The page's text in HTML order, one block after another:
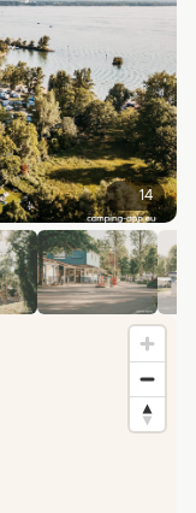
14